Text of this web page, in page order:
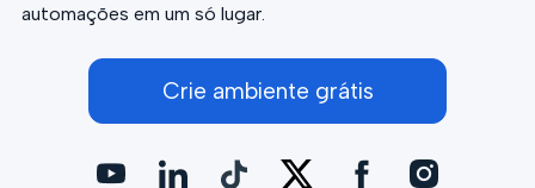
automações em um só lugar.
Crie ambiente grátis